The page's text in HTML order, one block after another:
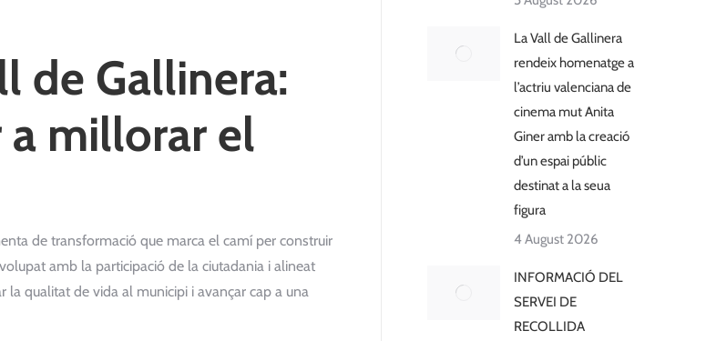
de Gallinera:
millorar el
de transformació que marca el camí per construir
amb la participació de la ciutadania i alineat
qualitat de vida al municipi i avançar cap a una
La Vall de Gallinera
rendeix homenatge a
l’actriu valenciana de
cinema mut Anita
Giner amb la creació
d’un espai públic
destinat a la seua
figura
4 August 2026
INFORMACIÓ DEL
SERVEI DE
RECOLLIDA